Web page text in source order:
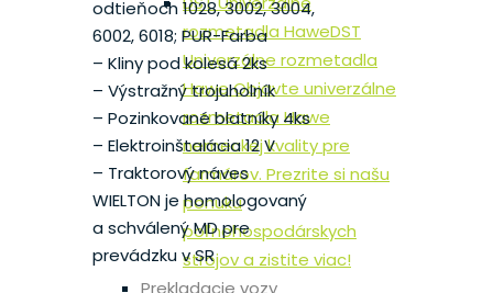
rozmetadla HaweDST
Univerzálne rozmetadla
Hawe Objavte univerzálne
rozmetadla Hawe
nemeckej kvality pre
farmárov. Prezrite si našu
ponuku
poľnohospodárskych
strojov a zistite viac!
Prekladacie vozy
odtieňoch 1028, 3002, 3004,
6002, 6018; PUR-Farba
– Kliny pod kolesá 2ks
– Výstražný trojuholník
– Pozinkované blatníky 4ks
– Elektroinštalácia 12 V
– Traktorový náves
WIELTON je homologovaný
a schválený MD pre
prevádzku v SR